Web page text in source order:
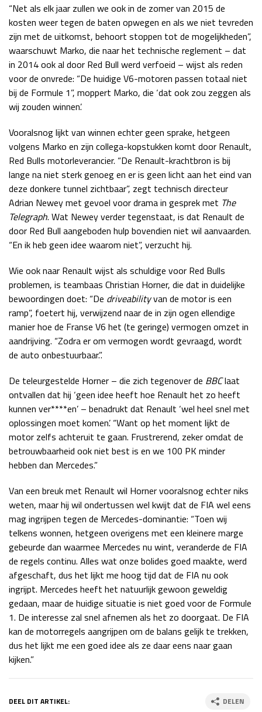
GP QATAR 2026 27 - 29 nov
Kwalificatie
Race
zo 17:00 - 19:00
Kwalificatie
za 15:00 - 16:00
Race
zo 14:00 - 16:00
“Net als elk jaar zullen we ook in de zomer van 2015 de
kosten weer tegen de baten opwegen en als we niet tevreden
zijn met de uitkomst, behoort stoppen tot de mogelijkheden”,
waarschuwt Marko, die naar het technische reglement – dat
in 2014 ook al door Red Bull werd verfoeid – wijst als reden
voor de onvrede: “De huidige V6-motoren passen totaal niet
bij de Formule 1”, moppert Marko, die ‘dat ook zou zeggen als
wij zouden winnen’.
Vooralsnog lijkt van winnen echter geen sprake, hetgeen
volgens Marko en zijn collega-kopstukken komt door Renault,
Red Bulls motorleverancier. “De Renault-krachtbron is bij
lange na niet sterk genoeg en er is geen licht aan het eind van
deze donkere tunnel zichtbaar”, zegt technisch directeur
Adrian Newey met gevoel voor drama in gesprek met The
Telegraph. Wat Newey verder tegenstaat, is dat Renault de
door Red Bull aangeboden hulp bovendien niet wil aanvaarden.
“En ik heb geen idee waarom niet”, verzucht hij.
Wie ook naar Renault wijst als schuldige voor Red Bulls
problemen, is teambaas Christian Horner, die dat in duidelijke
bewoordingen doet: “De driveabilityvan de motor is een
ramp”, foetert hij, verwijzend naar de in zijn ogen ellendige
manier hoe de Franse V6 het (te geringe) vermogen omzet in
aandrijving. “Zodra er om vermogen wordt gevraagd, wordt
de auto onbestuurbaar.”.
De teleurgestelde Horner – die zich tegenover de BBClaat
ontvallen dat hij ‘geen idee heeft hoe Renault het zo heeft
kunnen ver****en’ – benadrukt dat Renault ‘wel heel snel met
oplossingen moet komen’. “Want op het moment lijkt de
motor zelfs achteruit te gaan. Frustrerend, zeker omdat de
betrouwbaarheid ook niet best is en we 100 PK minder
hebben dan Mercedes.”
Van een breuk met Renault wil Horner vooralsnog echter niks
weten, maar hij wil ondertussen wel kwijt dat de FIA wel eens
mag ingrijpen tegen de Mercedes-dominantie: “Toen wij
telkens wonnen, hetgeen overigens met een kleinere marge
gebeurde dan waarmee Mercedes nu wint, veranderde de FIA
de regels continu. Alles wat onze bolides goed maakte, werd
afgeschaft, dus het lijkt me hoog tijd dat de FIA nu ook
ingrijpt. Mercedes heeft het natuurlijk gewoon geweldig
gedaan, maar de huidige situatie is niet goed voor de Formule
1. De interesse zal snel afnemen als het zo doorgaat. De FIA
kan de motorregels aangrijpen om de balans gelijk te trekken,
dus het lijkt me een goed idee als ze daar eens naar gaan
kijken.”
DEEL DIT ARTIKEL: DELEN